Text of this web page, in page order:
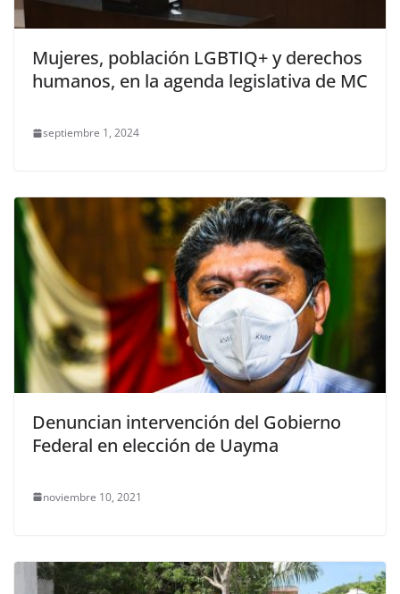
Mujeres, población LGBTIQ+ y derechos
humanos, en la agenda legislativa de MC
septiembre 1, 2024
Denuncian intervención del Gobierno
Federal en elección de Uayma
noviembre 10, 2021